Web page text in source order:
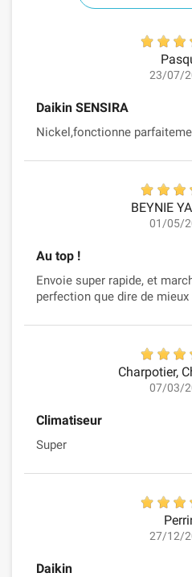
23/07/
Daikin SENSIRA
Nickel,fonctionne
BEYNIE
01/05/
Au top !
Envoie super rapide, et
perfection que dire de mieux
Charpotier,
07/03/
Climatiseur
Super
27/12/
Daikin